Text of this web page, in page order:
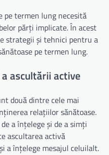
pe termen lung necesită
părți implicate. În acest
strategii și tehnici pentru a
pe termen lung.
ascultării active
două dintre cele mai
relațiilor sănătoase.
a înțelege și de a simți
ascultarea activă
a înțelege mesajul celuilalt.